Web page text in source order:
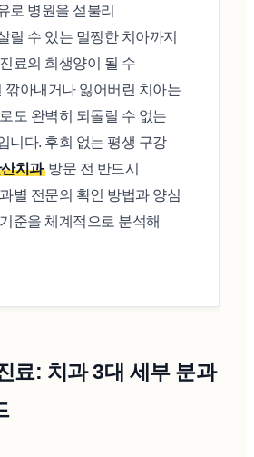
로 병원을 섣불리
릴 수 있는 멀쩡한 치아까지
료의 희생양이 될 수
깎아내거나 잃어버린 치아는
도 완벽히 되돌릴 수 없는
니다. 후회 없는 평생 구강
치과방문 전 반드시
별 전문의 확인 방법과 양심
준을 체계적으로 분석해
료: 치과 3대 세부 분과